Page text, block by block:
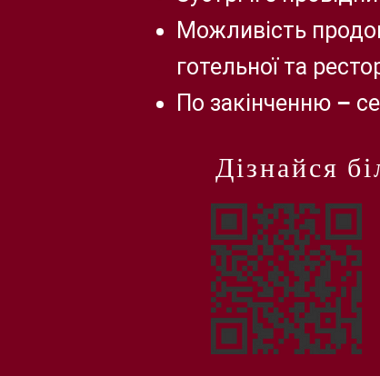
Можливість
готельної та
По закінченню –
Дізнайся